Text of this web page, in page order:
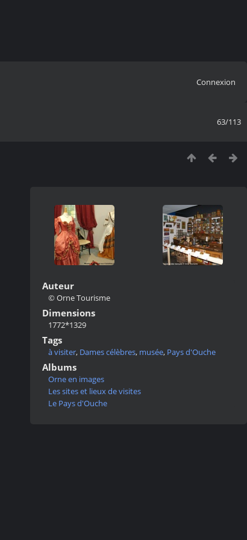
Connexion
63/113
Auteur
© Orne Tourisme
Dimensions
1772*1329
Tags
à visiter, Dames célèbres, musée, Pays d'Ouche
Albums
Orne en images
Les sites et lieux de visites
Le Pays d'Ouche